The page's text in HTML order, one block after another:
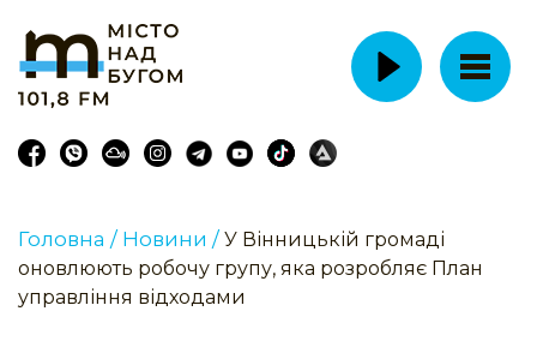
Головна / Новини / У Вінницькій громаді
оновлюють робочу групу, яка розробляє План
управління відходами